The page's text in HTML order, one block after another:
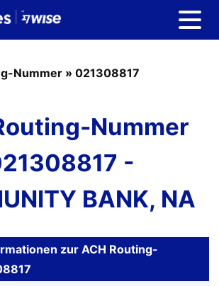
Nummer » 021308817
Nummer
-
BANK, NA
zur ACH Routing-